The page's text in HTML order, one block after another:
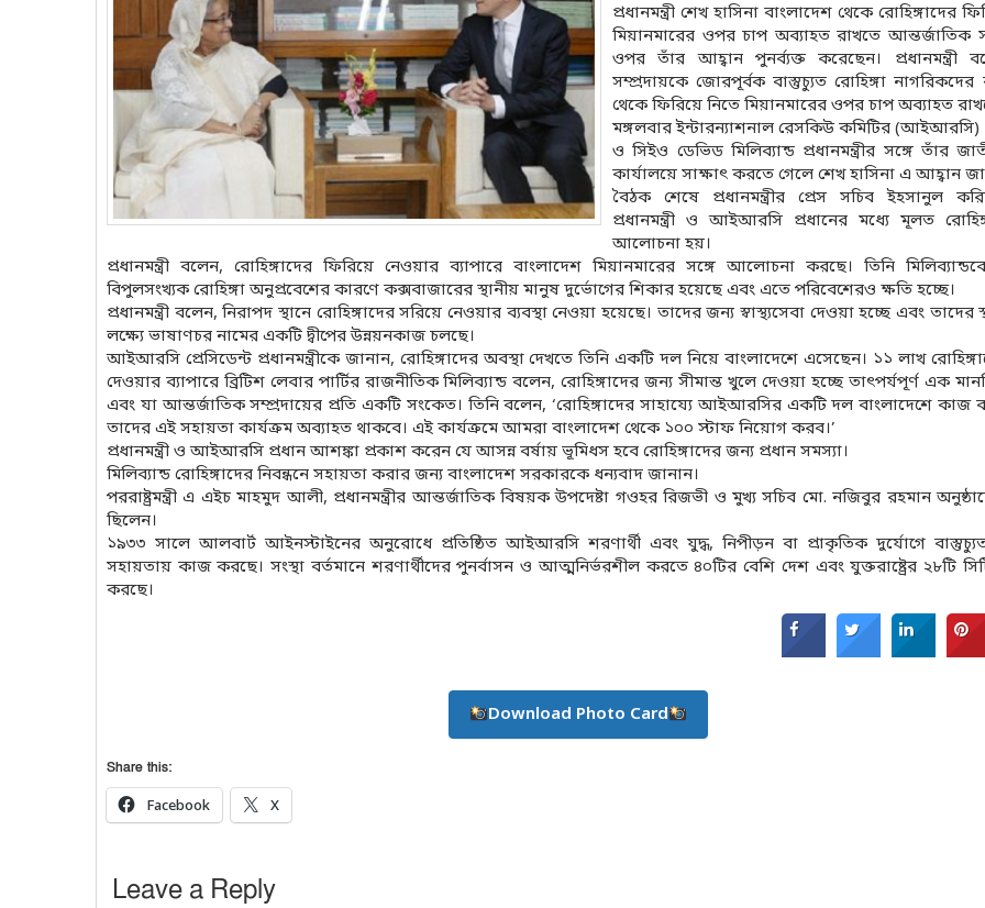
প্রধানমন্ত্রী শেখ হাসিনা বাংলাদেশ থেকে রোহিঙ্গাদের
মিয়ানমারের ওপর চাপ অব্যাহত রাখতে আন্তর্জাতিক
ওপর তাঁর আহ্বান পুনর্ব্যক্ত করেছেন। প্রধানমন্ত্রী
সম্প্রদায়কে জোরপূর্বক বাস্তুচ্যুত রোহিঙ্গা নাগরিকদের
থেকে ফিরিয়ে নিতে মিয়ানমারের ওপর চাপ অব্যাহত
মঙ্গলবার ইন্টারন্যাশনাল রেসকিউ কমিটির (আইআরসি)
ও সিইও ডেভিড মিলিব্যান্ড প্রধানমন্ত্রীর সঙ্গে তাঁর
কার্যালয়ে সাক্ষাৎ করতে গেলে শেখ হাসিনা এ আহ্বান
বৈঠক শেষে প্রধানমন্ত্রীর প্রেস সচিব ইহসানুল
প্রধানমন্ত্রী ও আইআরসি প্রধানের মধ্যে মূলত
আলোচনা হয়।
প্রধানমন্ত্রী বলেন, রোহিঙ্গাদের ফিরিয়ে নেওয়ার ব্যাপারে বাংলাদেশ মিয়ানমারের সঙ্গে আলোচনা করছে। তিনি
বিপুলসংখ্যক রোহিঙ্গা অনুপ্রবেশের কারণে কক্সবাজারের স্থানীয় মানুষ দুর্ভোগের শিকার হয়েছে এবং এতে পরিবেশেরও ক্ষতি হচ্ছে।
প্রধানমন্ত্রী বলেন, নিরাপদ স্থানে রোহিঙ্গাদের সরিয়ে নেওয়ার ব্যবস্থা নেওয়া হয়েছে। তাদের জন্য স্বাস্থ্যসেবা দেওয়া হচ্ছে এবং তাদের
লক্ষ্যে ভাষাণচর নামের একটি দ্বীপের উন্নয়নকাজ চলছে।
আইআরসি প্রেসিডেন্ট প্রধানমন্ত্রীকে জানান, রোহিঙ্গাদের অবস্থা দেখতে তিনি একটি দল নিয়ে বাংলাদেশে এসেছেন। ১১ লাখ
দেওয়ার ব্যাপারে ব্রিটিশ লেবার পার্টির রাজনীতিক মিলিব্যান্ড বলেন, রোহিঙ্গাদের জন্য সীমান্ত খুলে দেওয়া হচ্ছে তাৎপর্যপূর্ণ এক
এবং যা আন্তর্জাতিক সম্প্রদায়ের প্রতি একটি সংকেত। তিনি বলেন, ‘রোহিঙ্গাদের সাহায্যে আইআরসির একটি দল বাংলাদেশে কাজ
তাদের এই সহায়তা কার্যক্রম অব্যাহত থাকবে। এই কার্যক্রমে আমরা বাংলাদেশ থেকে ১০০ স্টাফ নিয়োগ করব।’
প্রধানমন্ত্রী ও আইআরসি প্রধান আশঙ্কা প্রকাশ করেন যে আসন্ন বর্ষায় ভূমিধস হবে রোহিঙ্গাদের জন্য প্রধান সমস্যা।
মিলিব্যান্ড রোহিঙ্গাদের নিবন্ধনে সহায়তা করার জন্য বাংলাদেশ সরকারকে ধন্যবাদ জানান।
পররাষ্ট্রমন্ত্রী এ এইচ মাহমুদ আলী, প্রধানমন্ত্রীর আন্তর্জাতিক বিষয়ক উপদেষ্টা গওহর রিজভী ও মুখ্য সচিব মো. নজিবুর রহমান
ছিলেন।
১৯৩৩ সালে আলবার্ট আইনস্টাইনের অনুরোধে প্রতিষ্ঠিত আইআরসি শরণার্থী এবং যুদ্ধ, নিপীড়ন বা প্রাকৃতিক দুর্যোগে
সহায়তায় কাজ করছে। সংস্থা বর্তমানে শরণার্থীদের পুনর্বাসন ও আত্মনির্ভরশীল করতে ৪০টির বেশি দেশ এবং যুক্তরাষ্ট্রের ২৮টি
করছে।
Download Photo Card
Share this:
Facebook X
Leave a Reply